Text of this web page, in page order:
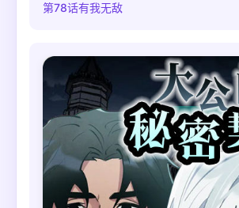
心的金乐园压着慕华对其施暴，但是对
第78话有我无敌